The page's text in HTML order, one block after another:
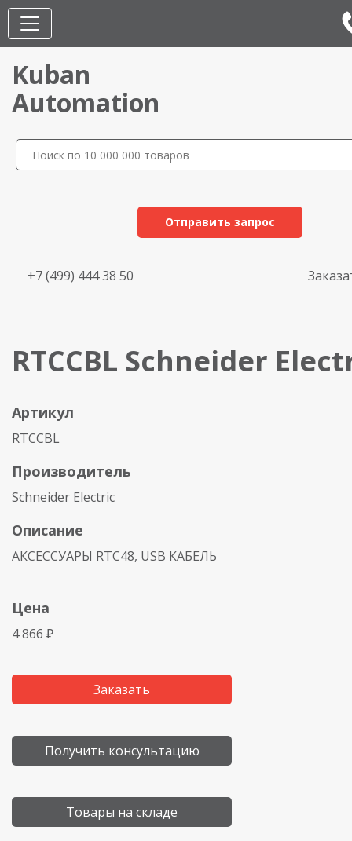
Kuban
Automation
Отправить запрос
+7 (499) 444 38 50
RTCCBL Schneider
Артикул
RTCCBL
Производитель
Schneider Electric
Описание
АКСЕССУАРЫ RTC48, USB КАБЕЛЬ
Цена
4 866 ₽
Заказать
Получить консультацию
Товары на складе